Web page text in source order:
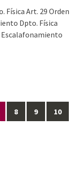
Física Art. 29 Orden
Dpto. Física
Escalafonamiento
8 9
10